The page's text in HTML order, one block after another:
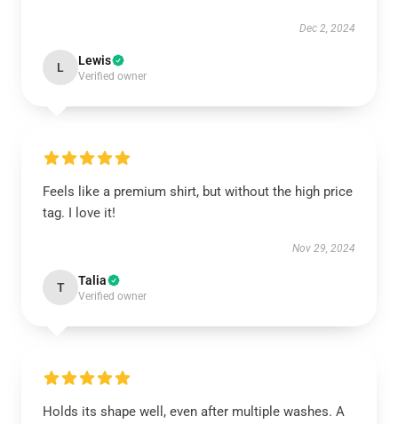
Dec 2, 2024
L Lewis
Verified owner
Feels like a premium shirt, but without the high price
tag. I love it!
Nov 29, 2024
T Talia
Verified owner
Holds its shape well, even after multiple washes. A